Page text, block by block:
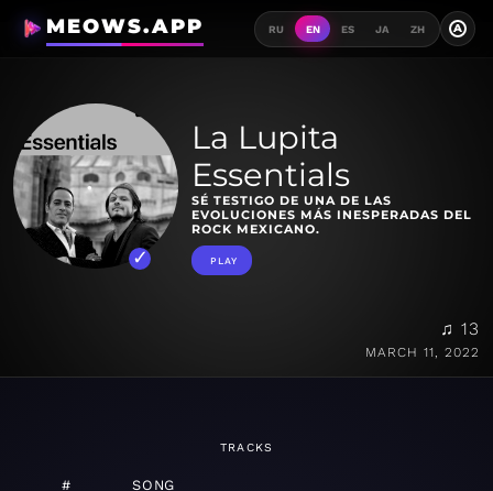
MEOWS.APP RU EN ES JA ZH A
La Lupita
Essentials
SÉ TESTIGO DE UNA DE LAS
EVOLUCIONES MÁS INESPERADAS DEL
ROCK MEXICANO.
PLAY
♫ 13
MARCH 11, 2022
TRACKS
# SONG